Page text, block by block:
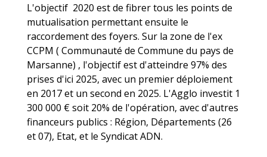
L'objectif 2020 est de fibrer tous les points de
mutualisation permettant ensuite le
raccordement des foyers. Sur la zone de l'ex
CCPM ( Communauté de Commune du pays de
Marsanne) , l'objectif est d'atteindre 97% des
prises d'ici 2025, avec un premier déploiement
en 2017 et un second en 2025. L'Agglo investit 1
300 000 € soit 20% de l'opération, avec d'autres
financeurs publics : Région, Départements (26
et 07), Etat, et le Syndicat ADN.